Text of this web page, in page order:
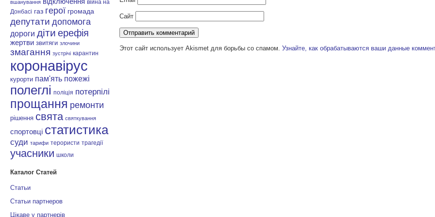
вшанування
війна на
Донбасі газ герої громада
депутати допомога
дороги діти ерефія
жертви звитяги злочини
змагання зустрічі карантин
коронавірус
курорти пам'ять пожежі
полеглі поліція потерпілі
прощання ремонти
рішення свята святкування
спортовці статистика
суди тарифи терористи трагедії
учасники школи
Каталог Статей
Статьи
Статьи партнеров
Цікаве у партнерів
Сайт
Этот сайт использует Akismet для борьбы со спамом.Узнайте, как обрабатываются ваши данные